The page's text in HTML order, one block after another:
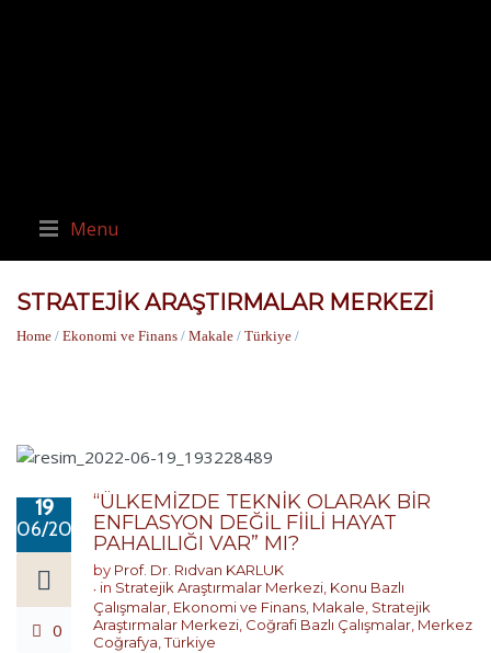
Menu
STRATEJIK ARAŞTIRMALAR MERKEZI
Home / Ekonomi ve Finans / Makale / Türkiye /
19
06/2022
0
“ÜLKEMİZDE TEKNİK OLARAK BİR
ENFLASYON DEĞİL FİİLİ HAYAT
PAHALILIĞI VAR” MI?
by Prof. Dr. Rıdvan KARLUK
in Stratejik Araştırmalar Merkezi, Konu Bazlı
Çalışmalar, Ekonomi ve Finans, Makale, Stratejik
Araştırmalar Merkezi, Coğrafi Bazlı Çalışmalar, Merkez
Coğrafya,Türkiye